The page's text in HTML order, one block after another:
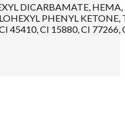
DICARBAMATE, HEMA,
PHENYL
45410, CI 15880, CI